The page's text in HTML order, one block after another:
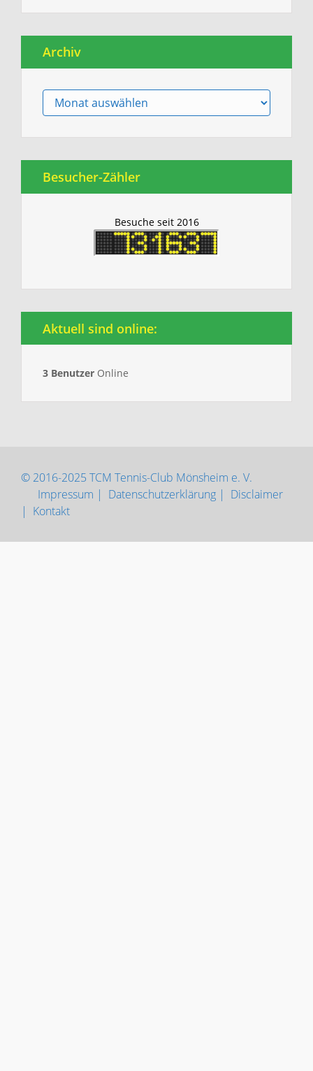
Archiv
Archiv
Besucher-Zähler
Besuche seit 2016
Aktuell sind online:
3 Benutzer Online
© 2016-2025 TCM Tennis-Club Mönsheim e. V.
Impressum | Datenschutzerklärung | Disclaimer
| Kontakt